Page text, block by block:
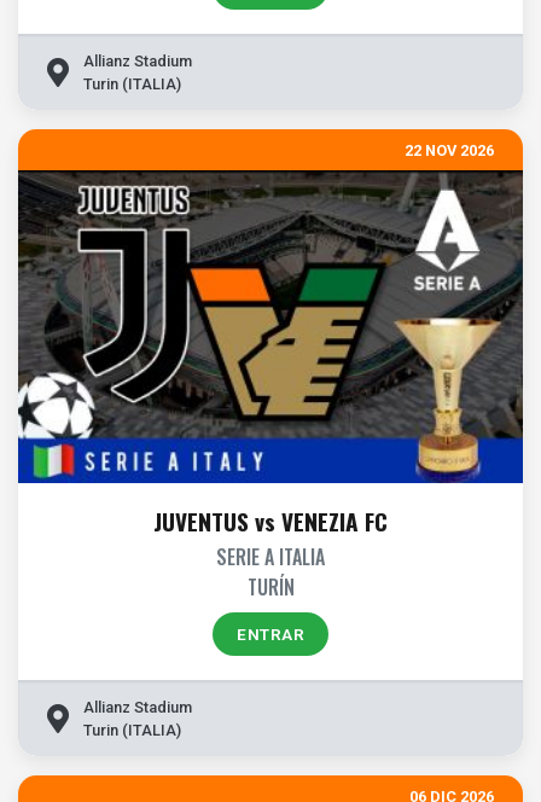
Allianz Stadium
Turin (ITALIA)
22 NOV 2026
JUVENTUS vs VENEZIA FC
SERIE A ITALIA
TURÍN
ENTRAR
Allianz Stadium
Turin (ITALIA)
06 DIC 2026